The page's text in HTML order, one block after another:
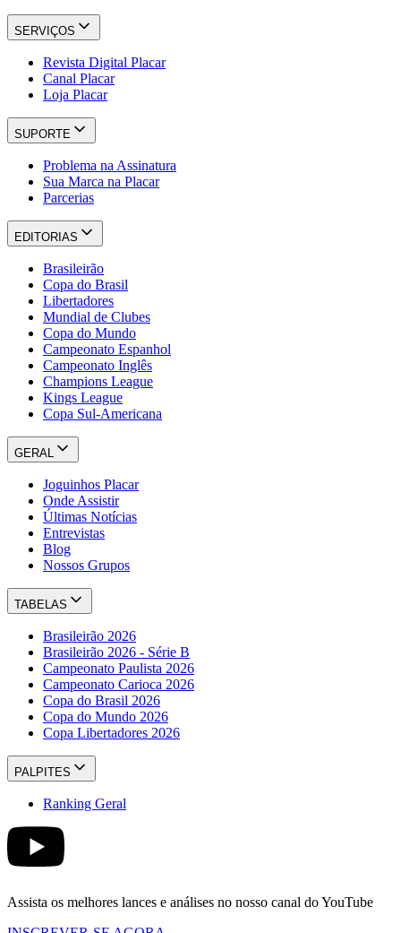
SERVIÇOS
Revista Digital Placar
Canal Placar
Loja Placar
SUPORTE
Problema na Assinatura
Sua Marca na Placar
Parcerias
EDITORIAS
Brasileirão
Copa do Brasil
Libertadores
Mundial de Clubes
Copa do Mundo
Campeonato Espanhol
Campeonato Inglês
Champions League
Kings League
Copa Sul-Americana
GERAL
Joguinhos Placar
Onde Assistir
Últimas Notícias
Entrevistas
Blog
Nossos Grupos
TABELAS
Brasileirão 2026
Brasileirão 2026 - Série B
Campeonato Paulista 2026
Campeonato Carioca 2026
Copa do Brasil 2026
Copa do Mundo 2026
Copa Libertadores 2026
PALPITES
Ranking Geral
Assista os melhores lances e análises no nosso canal do YouTube